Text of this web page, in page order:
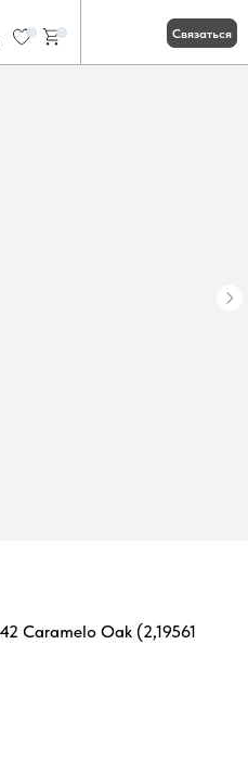
Связаться
Caramelo Oak (2,19561